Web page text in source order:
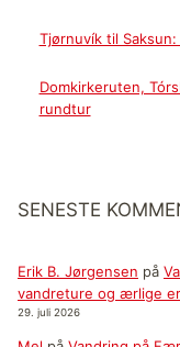
Tjørnuvík til
Domkirkeruten,
rundtur
SENESTE
Erik B. Jørgensen på
vandreture og ærlige
29. juli 2026